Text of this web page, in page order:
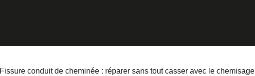
Fissure conduit de cheminée : réparer sans tout casser avec le chemisage